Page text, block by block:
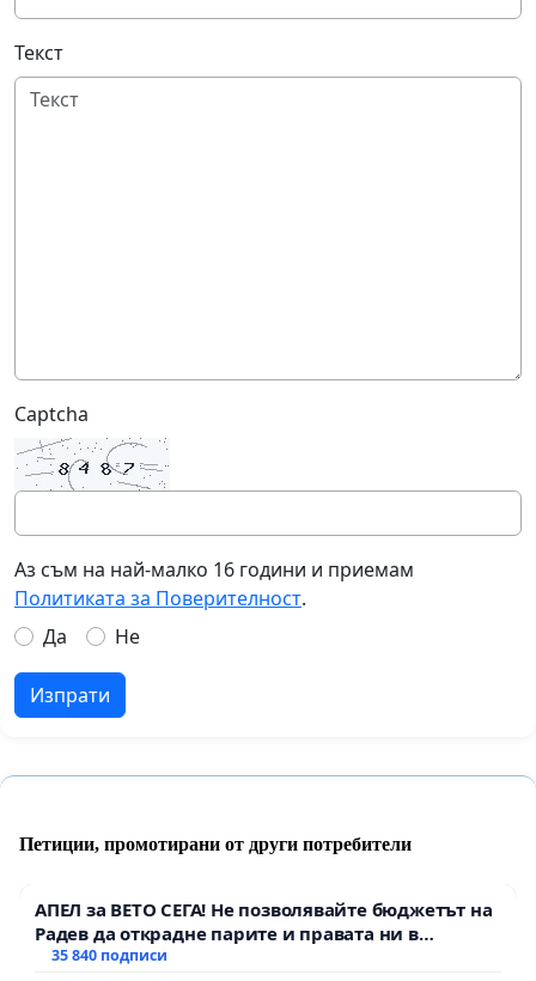
Текст
Captcha
Аз съм на най-малко 16 години и приемам
Политиката за Поверителност.
Да
Не
Изпрати
Петиции, промотирани от други потребители
АПЕЛ за ВЕТО СЕГА! Не позволявайте бюджетът на
Радев да открадне парите и правата ни в
тъмното
35 840 подписи